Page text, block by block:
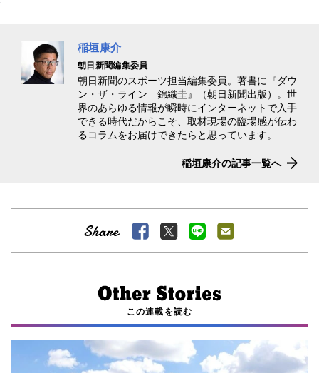
稲垣康介
朝日新聞編集委員
朝日新聞のスポーツ担当編集委員。著書に『ダウ
ン・ザ・ライン 錦織圭』（朝日新聞出版）。世
界のあらゆる情報が瞬時にインターネットで入手
できる時代だからこそ、取材現場の臨場感が伝わ
るコラムをお届けできたらと思っています。
稲垣康介の記事一覧へ
この連載を読む